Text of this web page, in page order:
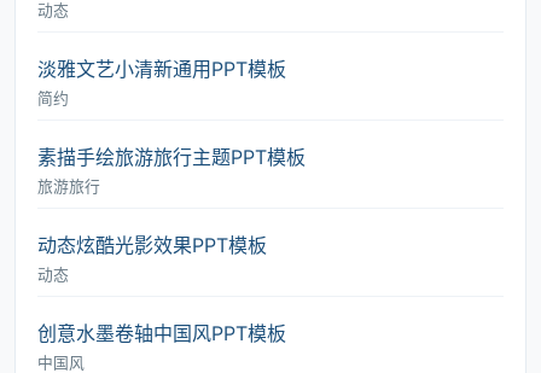
动态
淡雅文艺小清新通用PPT模板
简约
素描手绘旅游旅行主题PPT模板
旅游旅行
动态炫酷光影效果PPT模板
动态
创意水墨卷轴中国风PPT模板
中国风